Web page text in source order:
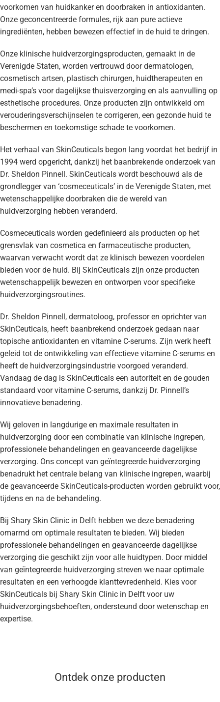
voorkomen van huidkanker en doorbraken in antioxidanten.
Onze geconcentreerde formules, rijk aan pure actieve
ingrediënten, hebben bewezen effectief in de huid te dringen.
Onze klinische huidverzorgingsproducten, gemaakt in de
Verenigde Staten, worden vertrouwd door dermatologen,
cosmetisch artsen, plastisch chirurgen, huidtherapeuten en
medi-spa’s voor dagelijkse thuisverzorging en als aanvulling op
esthetische procedures. Onze producten zijn ontwikkeld om
verouderingsverschijnselen te corrigeren, een gezonde huid te
beschermen en toekomstige schade te voorkomen.
Het verhaal van SkinCeuticals begon lang voordat het bedrijf in
1994 werd opgericht, dankzij het baanbrekende onderzoek van
Dr. Sheldon Pinnell. SkinCeuticals wordt beschouwd als de
grondlegger van ‘cosmeceuticals’ in de Verenigde Staten, met
wetenschappelijke doorbraken die de wereld van
huidverzorging hebben veranderd.
Cosmeceuticals worden gedefinieerd als producten op het
grensvlak van cosmetica en farmaceutische producten,
waarvan verwacht wordt dat ze klinisch bewezen voordelen
bieden voor de huid. Bij SkinCeuticals zijn onze producten
wetenschappelijk bewezen en ontworpen voor specifieke
huidverzorgingsroutines.
Dr. Sheldon Pinnell, dermatoloog, professor en oprichter van
SkinCeuticals, heeft baanbrekend onderzoek gedaan naar
topische antioxidanten en vitamine C-serums. Zijn werk heeft
geleid tot de ontwikkeling van effectieve vitamine C-serums en
heeft de huidverzorgingsindustrie voorgoed veranderd.
Vandaag de dag is SkinCeuticals een autoriteit en de gouden
standaard voor vitamine C-serums, dankzij Dr. Pinnell’s
innovatieve benadering.
Wij geloven in langdurige en maximale resultaten in
huidverzorging door een combinatie van klinische ingrepen,
professionele behandelingen en geavanceerde dagelijkse
verzorging. Ons concept van geïntegreerde huidverzorging
benadrukt het centrale belang van klinische ingrepen, waarbij
de geavanceerde SkinCeuticals-producten worden gebruikt voor,
tijdens en na de behandeling.
Bij Shary Skin Clinic in Delft hebben we deze benadering
omarmd om optimale resultaten te bieden. Wij bieden
professionele behandelingen en geavanceerde dagelijkse
verzorging die geschikt zijn voor alle huidtypen. Door middel
van geïntegreerde huidverzorging streven we naar optimale
resultaten en een verhoogde klanttevredenheid. Kies voor
SkinCeuticals bij Shary Skin Clinic in Delft voor uw
huidverzorgingsbehoeften, ondersteund door wetenschap en
expertise.
Ontdek onze producten